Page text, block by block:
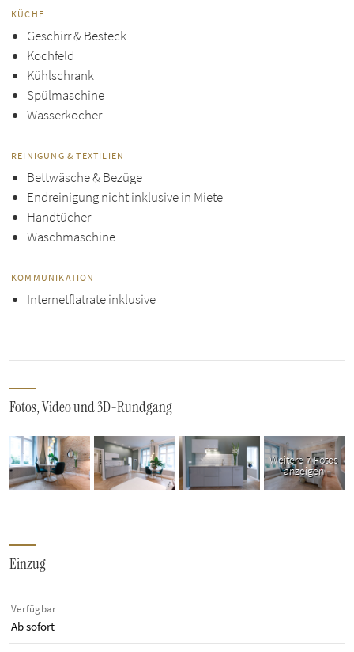
KÜCHE
Geschirr & Besteck
Kochfeld
Kühlschrank
Spülmaschine
Wasserkocher
REINIGUNG & TEXTILIEN
Bettwäsche & Bezüge
Endreinigung nicht inklusive in Miete
Handtücher
Waschmaschine
KOMMUNIKATION
Internetflatrate inklusive
Fotos, Video und 3D-Rundgang
Weitere 7 Fotos
anzeigen
Einzug
Verfügbar
Ab sofort